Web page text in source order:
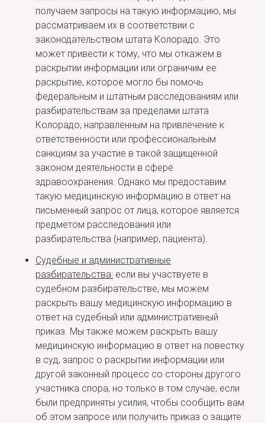
получаем запросы на такую информацию, мы
рассматриваем их в соответствии с
законодательством штата Колорадо. Это
может привести к тому, что мы откажем в
раскрытии информации или ограничим ее
раскрытие, которое могло бы помочь
федеральным и штатным расследованиям или
разбирательствам за пределами штата
Колорадо, направленным на привлечение к
ответственности или профессиональным
санкциям за участие в такой защищенной
законом деятельности в сфере
здравоохранения. Однако мы предоставим
такую медицинскую информацию в ответ на
письменный запрос от лица, которое является
предметом расследования или
разбирательства (например, пациента).
Судебные и административные
разбирательства: если вы участвуете в
судебном разбирательстве, мы можем
раскрыть вашу медицинскую информацию в
ответ на судебный или административный
приказ. Мы также можем раскрыть вашу
медицинскую информацию в ответ на повестку
в суд, запрос о раскрытии информации или
другой законный процесс со стороны другого
участника спора, но только в том случае, если
были предприняты усилия, чтобы сообщить вам
об этом запросе или получить приказ о защите